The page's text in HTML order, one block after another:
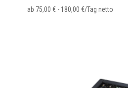
ab 75,00 €- 180,00 €/Tag netto